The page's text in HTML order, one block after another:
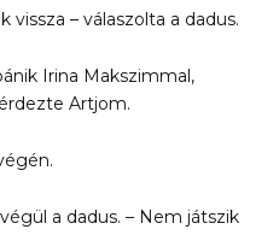
vissza – válaszolta a dadus.
Irina Makszimmal,
Artjom.
a dadus. – Nem játszik